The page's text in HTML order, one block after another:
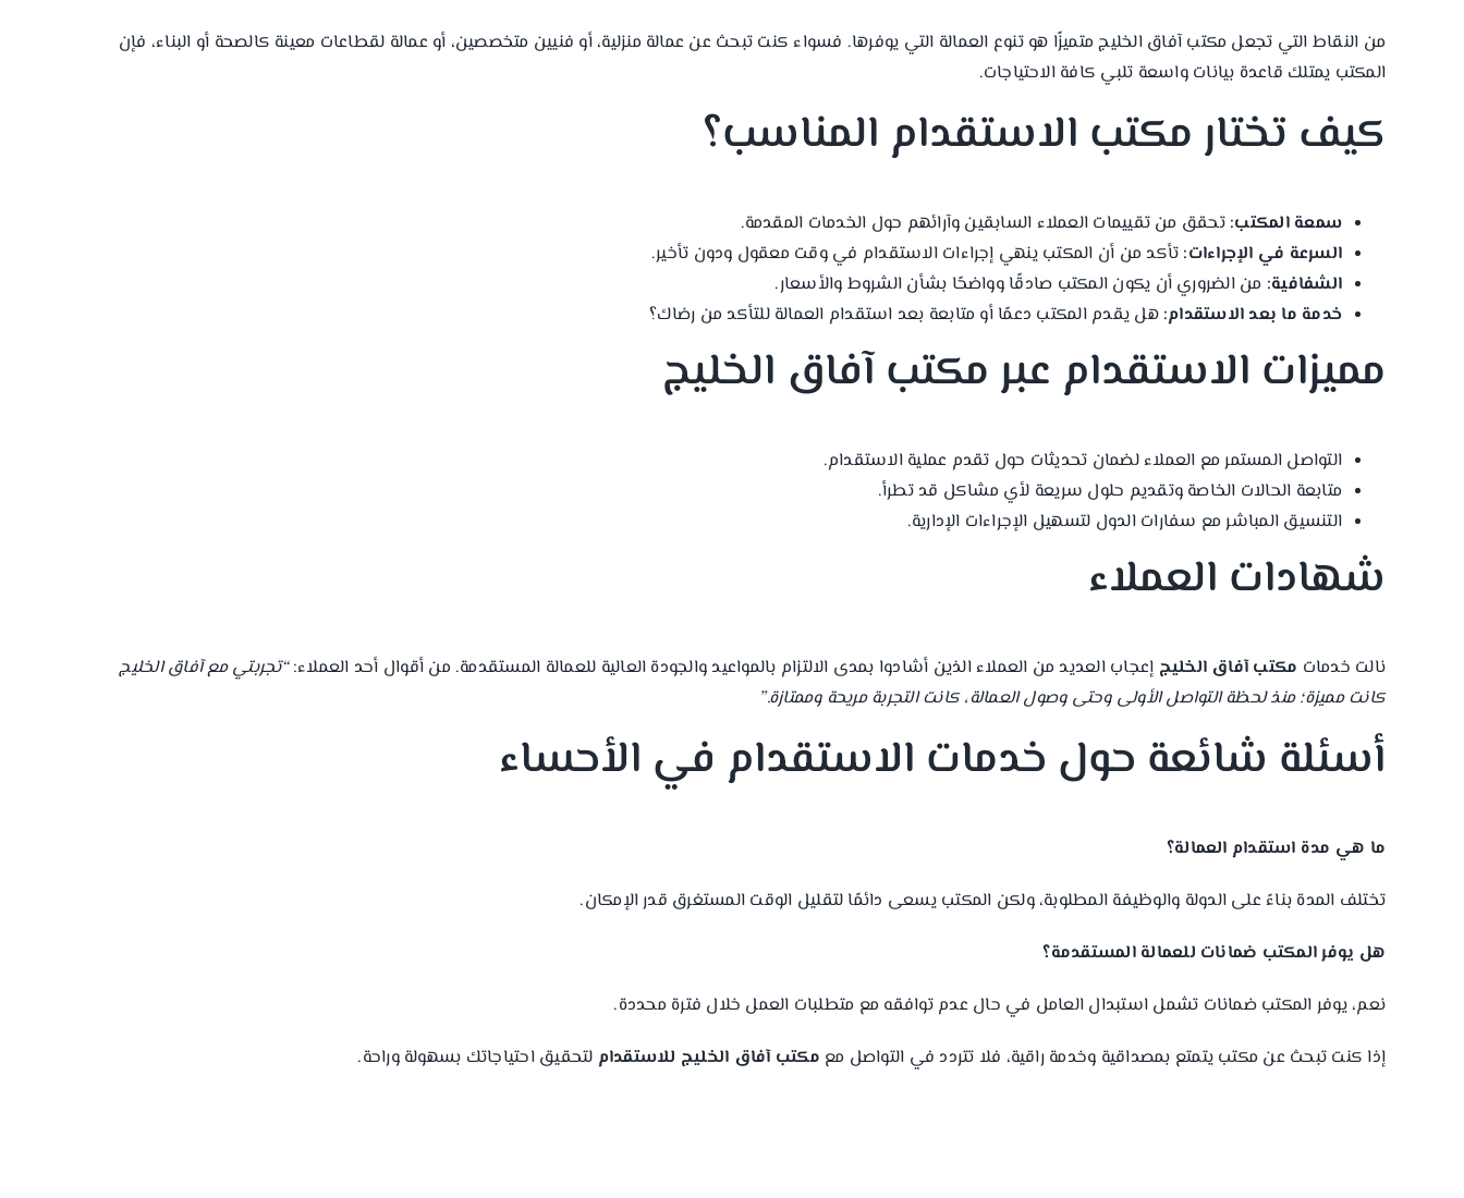
من النقاط التي تجعل مكتب آفاق الخليج متميزًا هو تنوع العمالة التي يوفرها. فسواء كنت تبحث عن عمالة منزلية، أو فنيين متخصصين، أو عمالة لقطاعات معينة كالصحة أو البناء، فإن
المكتب يمتلك قاعدة بيانات واسعة تلبي كافة الاحتياجات.
كيف تختار مكتب الاستقدام المناسب؟
سمعة المكتب: تحقق من تقييمات العملاء السابقين وآرائهم حول الخدمات المقدمة.
السرعة في الإجراءات: تأكد من أن المكتب ينهي إجراءات الاستقدام في وقت معقول ودون تأخير.
الشفافية: من الضروري أن يكون المكتب صادقًا وواضحًا بشأن الشروط والأسعار.
خدمة ما بعد الاستقدام: هل يقدم المكتب دعمًا أو متابعة بعد استقدام العمالة للتأكد من رضاك؟
مميزات الاستقدام عبر مكتب آفاق الخليج
التواصل المستمر مع العملاء لضمان تحديثات حول تقدم عملية الاستقدام.
متابعة الحالات الخاصة وتقديم حلول سريعة لأي مشاكل قد تطرأ.
التنسيق المباشر مع سفارات الدول لتسهيل الإجراءات الإدارية.
شهادات العملاء
نالت خدمات مكتب آفاق الخليج إعجاب العديد من العملاء الذين أشادوا بمدى الالتزام بالمواعيد والجودة العالية للعمالة المستقدمة. من أقوال أحد العملاء:“تجربتي مع آفاق الخليج
كانت مميزة؛ منذ لحظة التواصل الأولى وحتى وصول العمالة، كانت التجربة مريحة وممتازة.”
أسئلة شائعة حول خدمات الاستقدام في الأحساء
ما هي مدة استقدام العمالة؟
تختلف المدة بناءً على الدولة والوظيفة المطلوبة، ولكن المكتب يسعى دائمًا لتقليل الوقت المستغرق قدر الإمكان.
هل يوفر المكتب ضمانات للعمالة المستقدمة؟
نعم، يوفر المكتب ضمانات تشمل استبدال العامل في حال عدم توافقه مع متطلبات العمل خلال فترة محددة.
إذا كنت تبحث عن مكتب يتمتع بمصداقية وخدمة راقية، فلا تتردد في التواصل مع مكتب آفاق الخليج للاستقدام لتحقيق احتياجاتك بسهولة وراحة.